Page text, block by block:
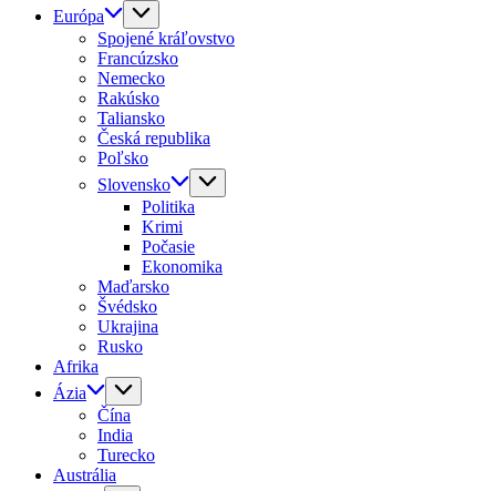
Európa
Spojené kráľovstvo
Francúzsko
Nemecko
Rakúsko
Taliansko
Česká republika
Poľsko
Slovensko
Politika
Krimi
Počasie
Ekonomika
Maďarsko
Švédsko
Ukrajina
Rusko
Afrika
Ázia
Čína
India
Turecko
Austrália